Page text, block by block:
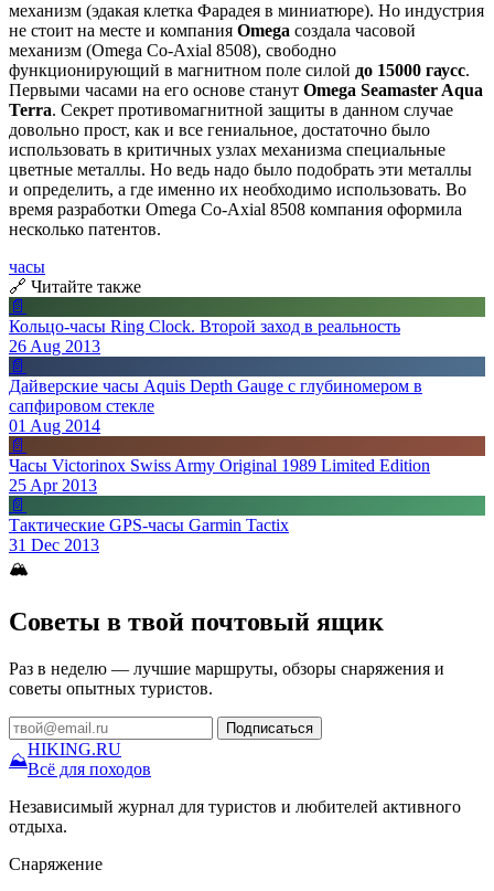
механизм (эдакая клетка Фарадея в миниатюре). Но индустрия
не стоит на месте и компания Omega создала часовой
механизм (Omega Co-Axial 8508), свободно
функционирующий в магнитном поле силой до 15000 гаусс.
Первыми часами на его основе станут Omega Seamaster Aqua
Terra. Секрет противомагнитной защиты в данном случае
довольно прост, как и все гениальное, достаточно было
использовать в критичных узлах механизма специальные
цветные металлы. Но ведь надо было подобрать эти металлы
и определить, а где именно их необходимо использовать. Во
время разработки Omega Co-Axial 8508 компания оформила
несколько патентов.
часы
🔗 Читайте также
📄
Кольцо-часы Ring Clock. Второй заход в реальность
26 Aug 2013
📄
Дайверские часы Aquis Depth Gauge с глубиномером в
сапфировом стекле
01 Aug 2014
📄
Часы Victorinox Swiss Army Original 1989 Limited Edition
25 Apr 2013
📄
Тактические GPS-часы Garmin Tactix
31 Dec 2013
🏔
Советы в твой почтовый ящик
Раз в неделю — лучшие маршруты, обзоры снаряжения и
советы опытных туристов.
Подписаться
⛰
HIKING.RU
Всё для походов
Независимый журнал для туристов и любителей активного
отдыха.
Снаряжение